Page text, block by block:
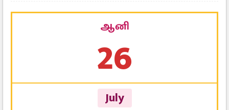
ஆனி
26
July